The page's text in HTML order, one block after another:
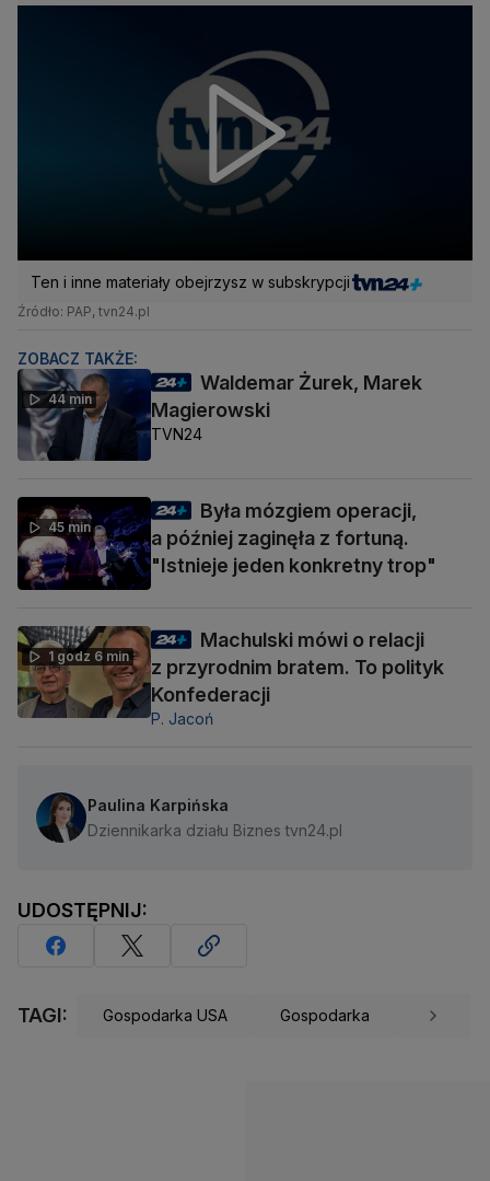
Ten i inne materiały obejrzysz w subskrypcji
Źródło: PAP, tvn24.pl
ZOBACZ TAKŻE:
44 min
Waldemar Żurek, Marek
Magierowski
TVN24
45 min
Była mózgiem operacji,
a później zaginęła z fortuną.
"Istnieje jeden konkretny trop"
1 godz 6 min
Machulski mówi o relacji
z przyrodnim bratem. To polityk
Konfederacji
P. Jacoń
Paulina Karpińska
Dziennikarka działu Biznes tvn24.pl
UDOSTĘPNIJ:
TAGI: Gospodarka USA Gospodarka